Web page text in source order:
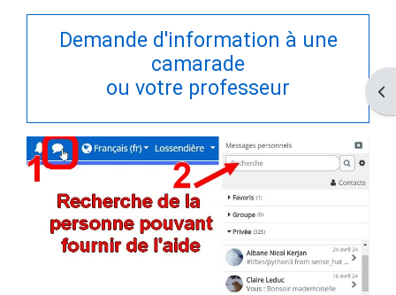
Demande d'information à une
camarade
ou votre professeur